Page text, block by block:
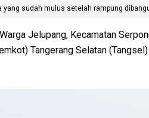
yang sudah mulus setelah rampung
Jelupang, Kecamatan
Tangerang Selatan